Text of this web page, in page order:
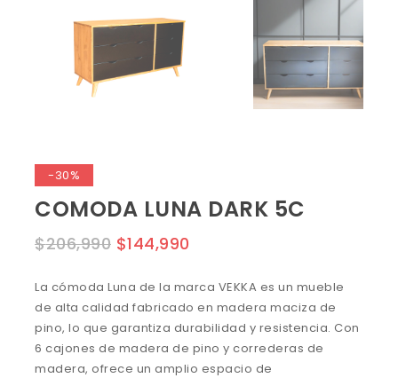
-30%
COMODA LUNA DARK 5C
$206,990 $144,990
La cómoda Luna de la marca VEKKA es un mueble
de alta calidad fabricado en madera maciza de
pino, lo que garantiza durabilidad y resistencia. Con
6 cajones de madera de pino y correderas de
madera, ofrece un amplio espacio de